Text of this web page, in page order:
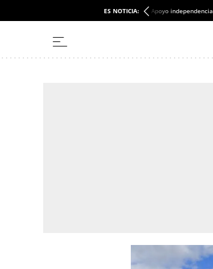
ES NOTICIA: Apoyo independencia